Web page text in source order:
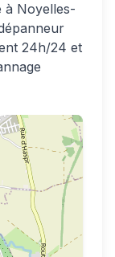
à Noyelles-
24h/24 et